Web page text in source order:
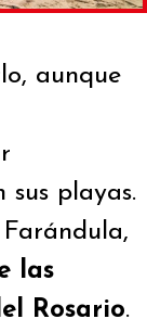
aunque
playas.
las
Rosario.